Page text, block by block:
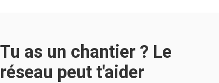
Tu as un chantier ? Le
réseau peut t'aider